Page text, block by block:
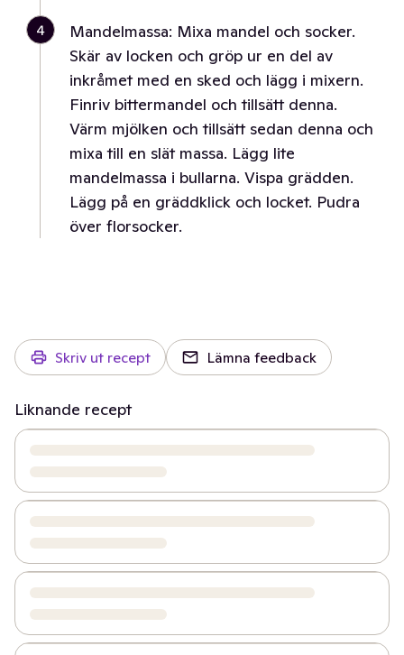
4
Mandelmassa: Mixa mandel och socker.
Skär av locken och gröp ur en del av
inkråmet med en sked och lägg i mixern.
Finriv bittermandel och tillsätt denna.
Värm mjölken och tillsätt sedan denna och
mixa till en slät massa. Lägg lite
mandelmassa i bullarna. Vispa grädden.
Lägg på en gräddklick och locket. Pudra
över florsocker.
Skriv ut recept Lämna feedback
Liknande recept